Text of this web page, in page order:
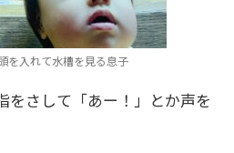
を入れて水槽を見る息子
をさして「あー！」とか声を